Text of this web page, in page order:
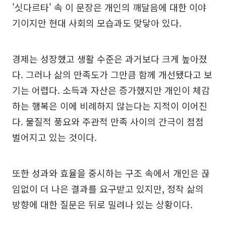
'싯다르타' 속 이 문장은 개인의 깨달음에 대한 이야
기이지만 현대 사회의 모습과도 맞닿아 있다.
경제는 성장했고 생활 수준은 과거보다 크게 높아졌
다. 그러나 삶의 만족도가 그만큼 함께 개선됐다고 보
기는 어렵다. 소득과 자산은 증가했지만 개인이 체감
하는 행복은 이에 비례하지 않는다는 지적이 이어진
다. 물질적 풍요와 주관적 만족 사이의 간극이 점점
벌어지고 있는 것이다.
또한 성과와 효율을 중시하는 구조 속에서 개인은 끊
임없이 더 나은 결과를 요구받고 있지만, 정작 삶의
방향에 대한 질문은 뒤로 밀려나 있는 상황이다.